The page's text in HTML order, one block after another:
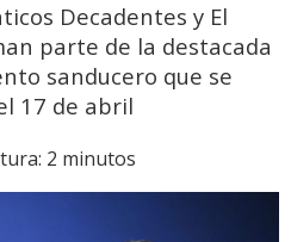
Decadentes y El
parte de la destacada
sanducero que se
17 de abril
2 minutos